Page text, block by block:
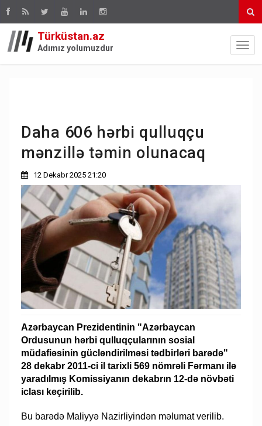
Türküstan.az
Adımız yolumuzdur
Daha 606 hərbi qulluqçu
mənzillə təmin olunacaq
12 Dekabr 2025 21:20
Azərbaycan Prezidentinin "Azərbaycan
Ordusunun hərbi qulluqçularının sosial
müdafiəsinin gücləndirilməsi tədbirləri barədə"
28 dekabr 2011-ci il tarixli 569 nömrəli Fərmanı ilə
yaradılmış Komissiyanın dekabrın 12-də növbəti
iclası keçirilib.
Bu barədə Maliyyə Nazirliyindən məlumat verilib.